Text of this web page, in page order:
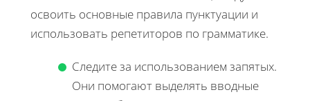
освоить основные правила пунктуации и
использовать репетиторов по грамматике.
Следите за использованием запятых.
Они помогают выделять вводные